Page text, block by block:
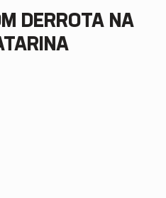
DERROTA NA